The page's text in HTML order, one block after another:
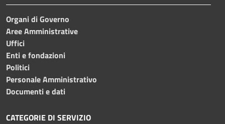
Organi di Governo
Aree Amministrative
Uffici
Enti e fondazioni
Politici
Personale Amministrativo
Documenti e dati
CATEGORIE DI SERVIZIO